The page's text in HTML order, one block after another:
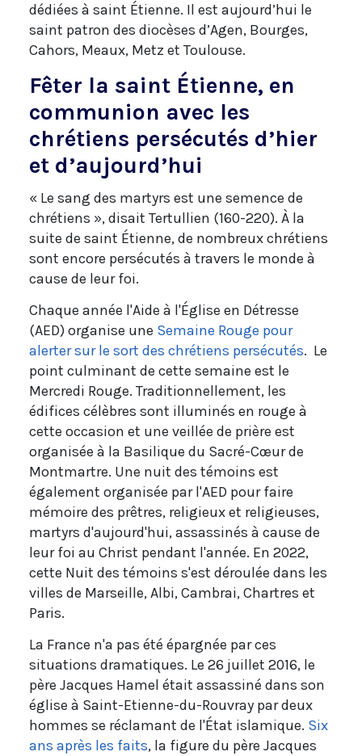
dédiées à saint Étienne. Il est aujourd’hui le
saint patron des diocèses d’Agen, Bourges,
Cahors, Meaux, Metz et Toulouse.
Fêter la saint Étienne, en
communion avec les
chrétiens persécutés d’hier
et d’aujourd’hui
« Le sang des martyrs est une semence de
chrétiens », disait Tertullien (160-220). À la
suite de saint Étienne, de nombreux chrétiens
sont encore persécutés à travers le monde à
cause de leur foi.
Chaque année l'Aide à l'Église en Détresse
(AED) organise une Semaine Rouge pour
alerter sur le sort des chrétiens persécutés. Le
point culminant de cette semaine est le
Mercredi Rouge. Traditionnellement, les
édifices célèbres sont illuminés en rouge à
cette occasion et une veillée de prière est
organisée à la Basilique du Sacré-Cœur de
Montmartre. Une nuit des témoins est
également organisée par l'AED pour faire
mémoire des prêtres, religieux et religieuses,
martyrs d'aujourd'hui, assassinés à cause de
leur foi au Christ pendant l'année. En 2022,
cette Nuit des témoins s'est déroulée dans les
villes de Marseille, Albi, Cambrai, Chartres et
Paris.
La France n'a pas été épargnée par ces
situations dramatiques. Le 26 juillet 2016, le
père Jacques Hamel était assassiné dans son
église à Saint-Etienne-du-Rouvray par deux
hommes se réclamant de l'État islamique. Six
ans après les faits, la figure du père Jacques